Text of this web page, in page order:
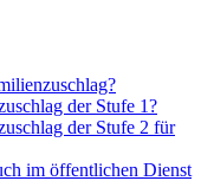
der Stufe 1?
der Stufe 2 für
im öffentlichen Dienst